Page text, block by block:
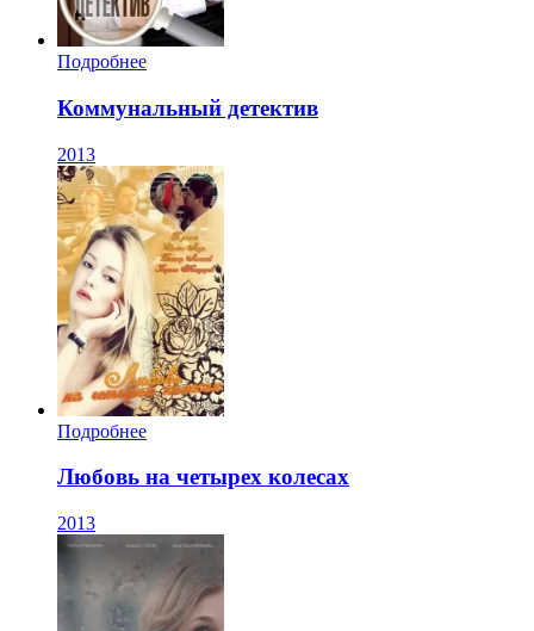
Подробнее
Коммунальный детектив
2013
Подробнее
Любовь на четырех колесах
2013